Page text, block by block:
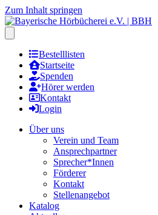
Zum Inhalt springen
Bestelllisten
Startseite
Spenden
Hörer werden
Kontakt
Login
Über uns
Verein und Team
Ansprechpartner
Sprecher*Innen
Förderer
Kontakt
Stellenangebot
Katalog